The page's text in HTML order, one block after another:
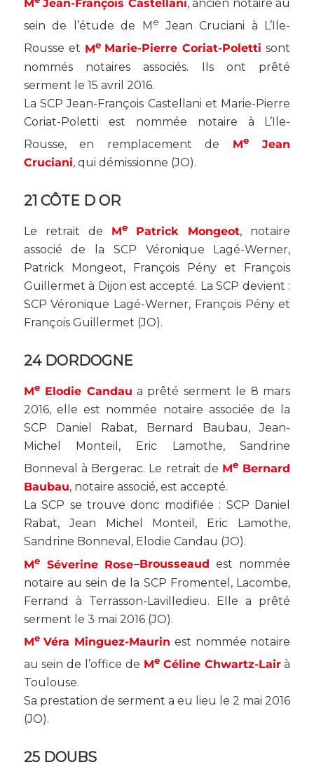
M Jean-François Castellani, ancien notaire au
sein de l’étude de M e
Jean Cruciani à L’Ile-
Rousse et Me Marie-Pierre Coriat-Poletti sont
nommés notaires associés. Ils ont prêté
serment le 15 avril 2016.
La SCP Jean-François Castellani et Marie-Pierre
Coriat-Poletti est nommée notaire à L’Ile-
Rousse, en remplacement de MeJean
Cruciani, qui démissionne (JO).
21 CÔTE D OR
Le retrait de MePatrick Mongeot, notaire
associé de la SCP Véronique Lagé-Werner,
Patrick Mongeot, François Pény et François
Guillermet à Dijon est accepté. La SCP devient :
SCP Véronique Lagé-Werner, François Pény et
François Guillermet (JO).
24 DORDOGNE
MeElodie Candau a prêté serment le 8 mars
2016, elle est nommée notaire associée de la
SCP Daniel Rabat, Bernard Baubau, Jean-
Michel Monteil, Eric Lamothe, Sandrine
Bonneval à Bergerac. Le retrait de Me Bernard
Baubau, notaire associé, est accepté.
La SCP se trouve donc modifiée : SCP Daniel
Rabat, Jean Michel Monteil, Eric Lamothe,
Sandrine Bonneval, Elodie Candau (JO).
MeSéverine Rose–Brousseaudest nommée
notaire au sein de la SCP Fromentel, Lacombe,
Ferrand à Terrasson-Lavilledieu. Elle a prêté
serment le 3 mai 2016 (JO).
Me Véra Minguez-Maurin est nommée notaire
au sein de l’office de Me Céline Chwartz-Lairà
Toulouse.
Sa prestation de serment a eu lieu le 2 mai 2016
(JO).
25 DOUBS